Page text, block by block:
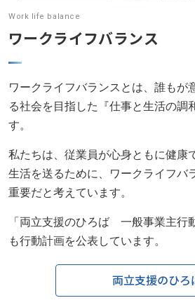
Work life balance
ワークライフバランス
ワークライフバランスとは、誰もが
る社会を目指した『仕事と生活の調
す。
私たちは、従業員が心身ともに健康
生活を送るために、ワークライフバ
重要だと考えています。
「両立支援のひろば 一般事業主行
も行動計画を公表しています。
両立支援のひろ